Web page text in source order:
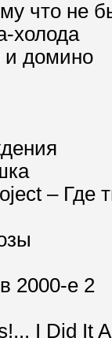
что не
холода
и доминo
– Где
2000-е 2
I Did It